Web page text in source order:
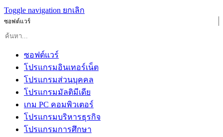
Toggle navigation ยกเลิก
ซอฟต์แวร์
ซอฟต์แวร์
โปรแกรมอินเทอร์เน็ต
โปรแกรมส่วนบุคคล
โปรแกรมมัลติมีเดีย
เกม PC คอมพิวเตอร์
โปรแกรมบริหารธุรกิจ
โปรแกรมการศึกษา